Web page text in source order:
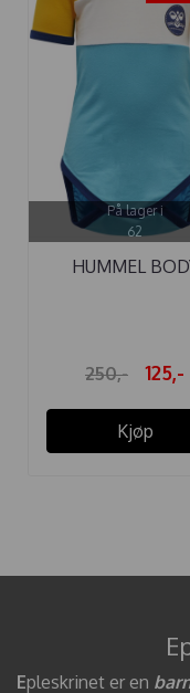
På lager i
62
HUMMEL
250,- 125,-
Kjøp
Epleskrinet er en